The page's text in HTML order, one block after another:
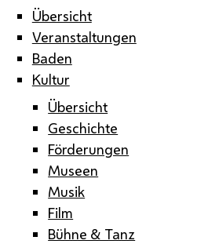
Übersicht
Veranstaltungen
Baden
Kultur
Übersicht
Geschichte
Förderungen
Museen
Musik
Film
Bühne & Tanz